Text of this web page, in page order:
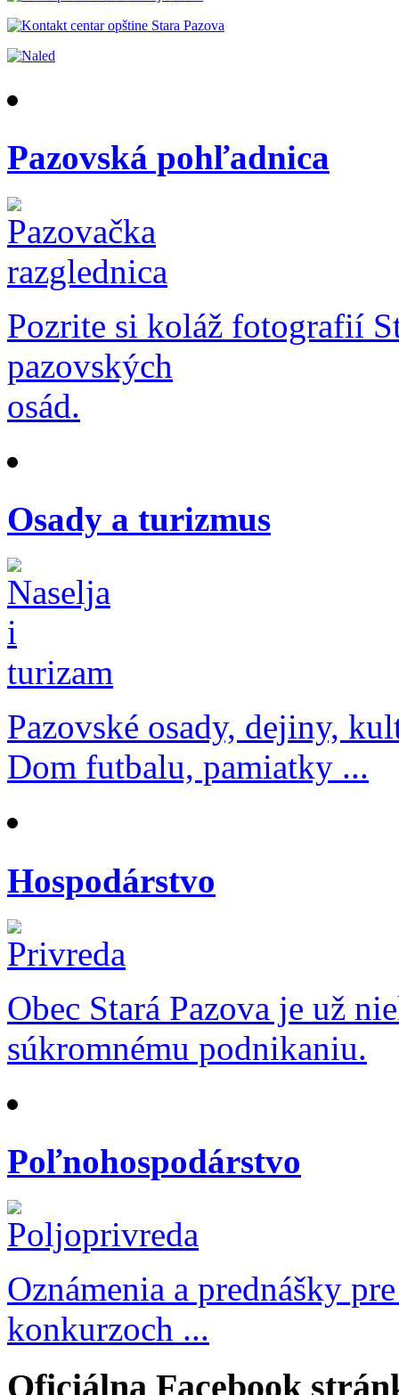
Pazovská pohľadnica
Pozrite si koláž fotografií
pazovských
osád.
Osady a turizmus
Pazovské osady, dejiny,
Dom futbalu, pamiatky ...
Hospodárstvo
Obec Stará Pazova je už
súkromnému podnikaniu.
Poľnohospodárstvo
Oznámenia a prednášky
konkurzoch ...
Oficiálna Facebook